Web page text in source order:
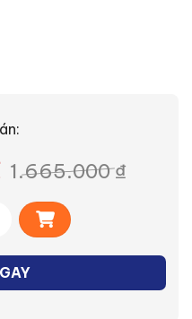
1.665.000₫
D16-GV CY-RD số